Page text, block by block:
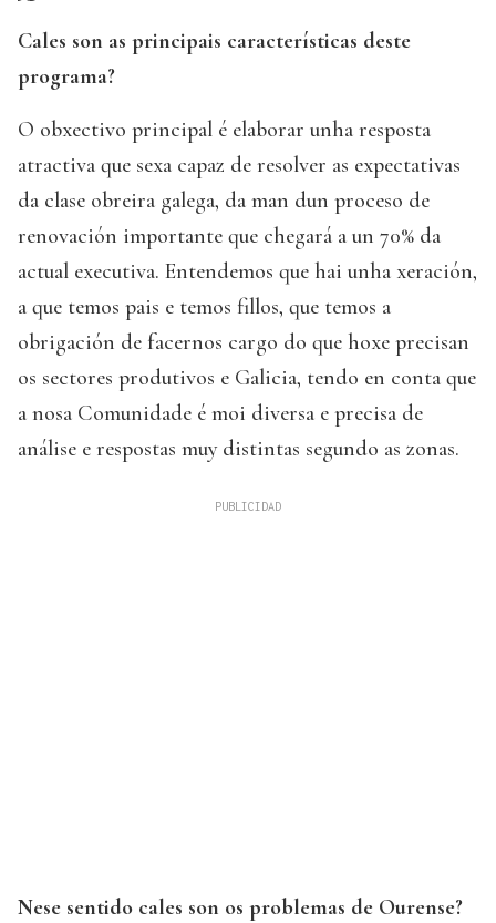
Cales son as principais características deste
programa?
O obxectivo principal é elaborar unha resposta
atractiva que sexa capaz de resolver as expectativas
da clase obreira galega, da man dun proceso de
renovación importante que chegará a un 70% da
actual executiva. Entendemos que hai unha xeración,
a que temos pais e temos fillos, que temos a
obrigación de facernos cargo do que hoxe precisan
os sectores produtivos e Galicia, tendo en conta que
a nosa Comunidade é moi diversa e precisa de
análise e respostas muy distintas segundo as zonas.
Nese sentido cales son os problemas de Ourense?